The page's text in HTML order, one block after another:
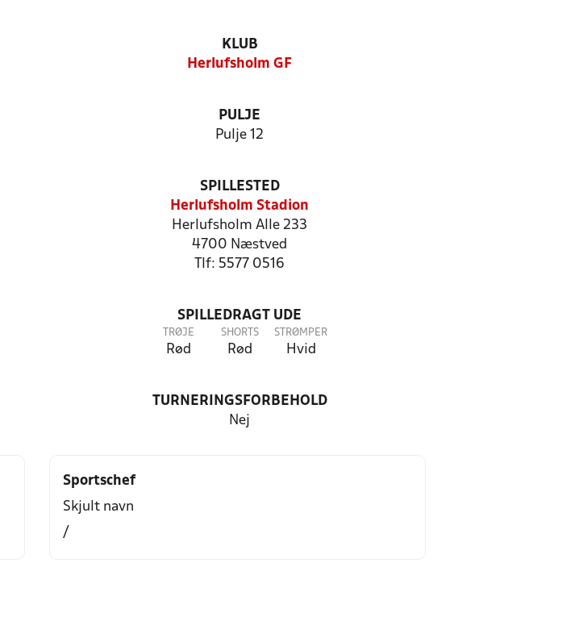
KLUB
Herlufsholm GF
PULJE
Pulje 12
SPILLESTED
Herlufsholm Stadion
Herlufsholm Alle 233
4700 Næstved
Tlf: 5577 0516
SPILLEDRAGT UDE
TRØJE
Rød
SHORTS
Rød
STRØMPER
Hvid
TURNERINGSFORBEHOLD
Nej
Sportschef
Skjult navn
/